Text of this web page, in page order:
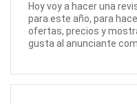
Hoy voy a hacer una
para este año, para
ofertas, precios y
gusta al anunciante